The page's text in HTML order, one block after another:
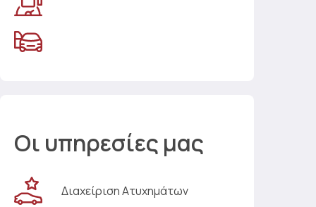
Οι υπηρεσίες μας
Διαχείριση Ατυχημάτων